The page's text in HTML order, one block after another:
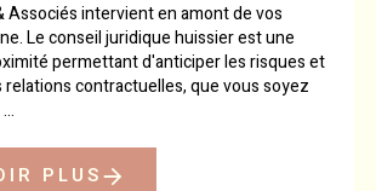
Associés intervient en amont de vos
Le conseil juridique huissier est une
permettant d'anticiper les risques et
contractuelles, que vous soyez
PLUS